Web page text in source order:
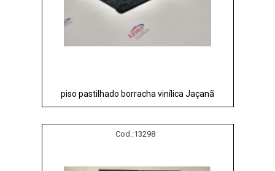
piso pastilhado borracha vinílica Jaçanã
Cod.:13298